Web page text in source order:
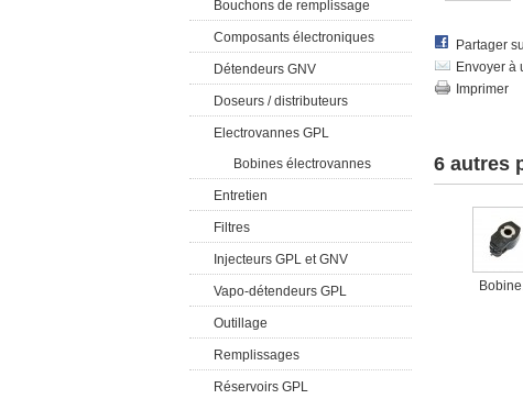
Bouchons de remplissage
Composants électroniques
Détendeurs GNV
Doseurs / distributeurs
Electrovannes GPL
Bobines électrovannes
Entretien
Filtres
Injecteurs GPL et GNV
Vapo-détendeurs GPL
Outillage
Remplissages
Réservoirs GPL
Partager
Envoyer à
Imprimer
6 autres